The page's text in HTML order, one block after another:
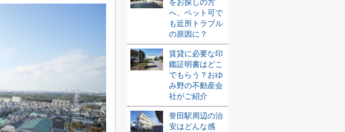
をお探しの方
へ、ペット可で
も近所トラブル
の原因に？
賃貸に必要な印
鑑証明書はどこ
でもらう？おゆ
み野の不動産会
社がご紹介
誉田駅周辺の治
安はどんな感